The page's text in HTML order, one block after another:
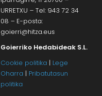
URRETXU – Tel: 943 72 34
08 – E-posta:
goierri@hitza.eus
Goierriko Hedabideak S.L.
Cookie politika | Lege
Oharra | Pribatutasun
politika